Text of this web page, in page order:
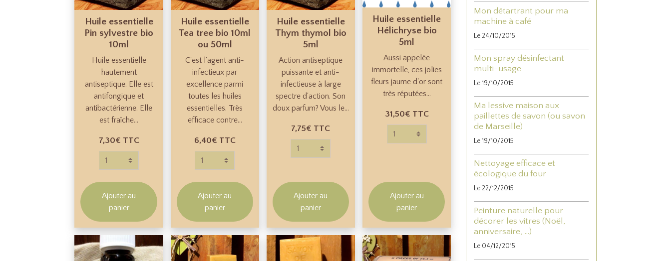
Huile essentielle
Pin sylvestre bio
10ml
Huile essentielle
hautement
antiseptique. Elle est
antifongique et
antibactérienne. Elle
est fraîche...
7,30€ TTC
Ajouter au
panier
Huile essentielle
Tea tree bio 10ml
ou 50ml
C'est l'agent anti-
infectieux par
excellence parmi
toutes les huiles
essentielles. Très
efficace contre...
6,40€ TTC
Ajouter au
panier
Huile essentielle
Thym thymol bio
5ml
Action antiseptique
puissante et anti-
infectieuse à large
spectre d'action. Son
doux parfum? Vous le...
7,75€ TTC
Ajouter au
panier
Huile essentielle
Hélichryse bio
5ml
Aussi appelée
immortelle, ces jolies
fleurs jaume d'or sont
très réputées...
31,50€ TTC
Ajouter au
panier
Mon détartrant pour ma
machine à café
Le 24/10/2015
Mon spray désinfectant
multi-usage
Le 19/10/2015
Ma lessive maison aux
paillettes de savon (ou savon
de Marseille)
Le 19/10/2015
Nettoyage efficace et
écologique du four
Le 22/12/2015
Peinture naturelle pour
décorer les vitres (Noël,
anniversaire, ...)
Le 04/12/2015